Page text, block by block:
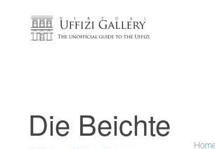
Home
Veranstaltungen &
Die Beichte